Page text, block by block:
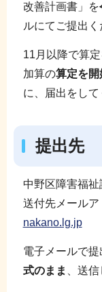
改善計画書」を
ルにてご提出く
11月以降で算
加算の算定を開
に、届出をして
提出先
中野区障害福
送付先メールア
nakano.lg.jp
電子メールで提
式のまま
、送